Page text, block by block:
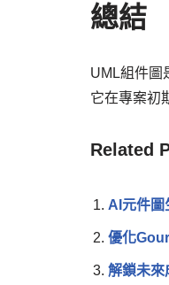
總結
UML組件圖
它在專案初
Related
AI元件
優化
解鎖未